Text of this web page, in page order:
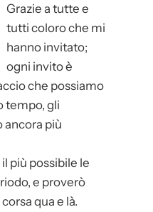
Grazie a tutte e
tutti coloro che mi
hanno invitato;
ogni invito è
che possiamo
tempo, gli
ancora più
più possibile le
e proverò
qua e là.